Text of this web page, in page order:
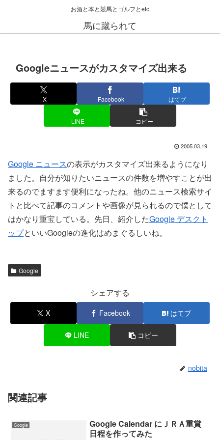
お酒と本と競馬とゴルフとetc
馬に蹴られて
Googleニュースがカスタマイズ出来る
X Facebook はてブ
LINE コピー
2005.03.19
Google ニュースの表示がカスタマイズ出来るようになり
ました。自分が知りたいニュースの件数を増やすことが出
来るのでますます便利になったね。他のニュース検索サイ
トと比べて記事のコメントや画像が見られるので僕として
はかなり重宝している。先日、紹介したGoogle デスクト
ップといいGoogleの進化はめまぐるしいね。
Google
シェアする
X Facebook はてブ
LINE コピー
nobita
関連記事
Google
Google Calendar にＪＲＡ重賞
日程を作ってみた